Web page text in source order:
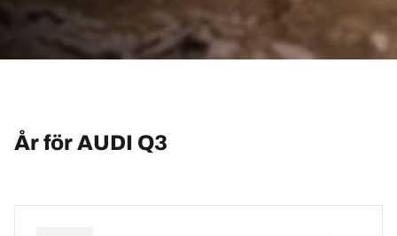
År för AUDI Q3